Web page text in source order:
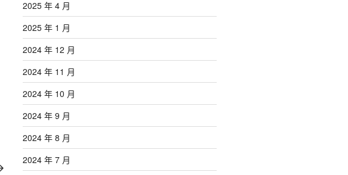
2025 年 4 月
2025 年 1 月
2024 年 12 月
2024 年 11 月
2024 年 10 月
2024 年 9 月
2024 年 8 月
2024 年 7 月